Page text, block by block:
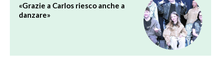
«Grazie a Carlos riesco anche a
danzare»